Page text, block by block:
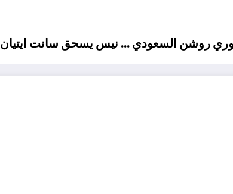
… نيس يسحق سانت ايتيان 8-0 في غياب نجم منتخب مصر